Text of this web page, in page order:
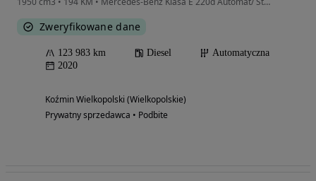
Zweryfikowane dane
123 983 km Diesel
Automatyczna
2020
Koźmin Wielkopolski (Wielkopolskie)
Prywatny sprzedawca • Podbite